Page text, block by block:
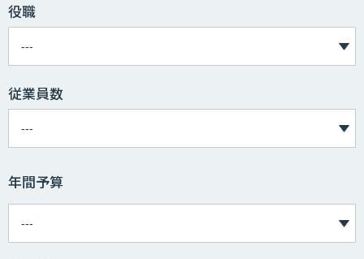
役職
従業員数
年間予算